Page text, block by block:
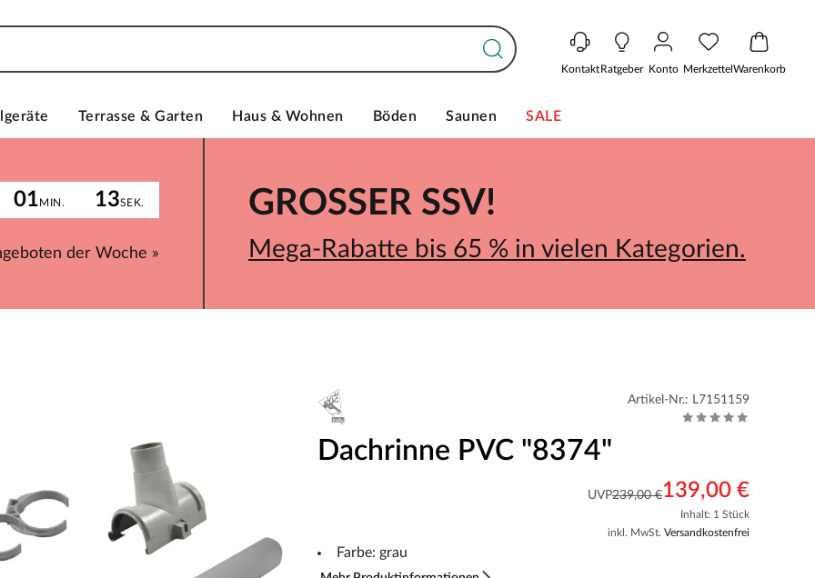
KontaktRatgeber Konto MerkzettelWarenkorb
Terrasse & Garten Haus & Wohnen Böden Saunen SALE
01MIN. 13SEK.
der Woche »
GROSSER SSV!
Mega-Rabatte bis 65 % in vielen Kategorien.
Artikel-Nr.: L7151159
Dachrinne PVC "8374"
UVP239,00 €139,00 €
Inhalt: 1 Stück
inkl. MwSt. Versandkostenfrei
Farbe: grau